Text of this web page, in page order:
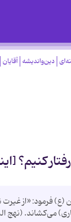
دین‌واندیشه آقایان
کنیم؟
فرمود: «از غیرت